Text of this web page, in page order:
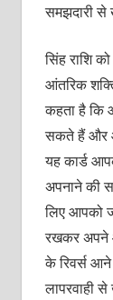
समझदारी
सिंह राशि
आंतरिक
कहता है कि
सकते हैं और
यह कार्ड
अपनाने की
लिए आपको
रखकर अपने
के रिवर्स आने
लापरवाही